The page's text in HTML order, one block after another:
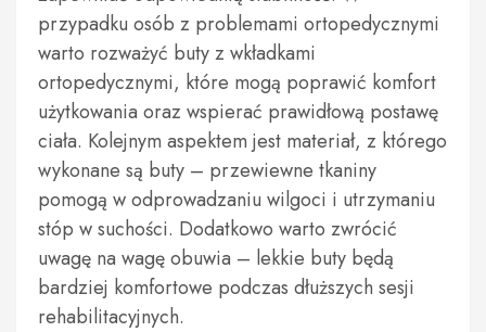
przypadku osób z problemami ortopedycznymi
warto rozważyć buty z wkładkami
ortopedycznymi, które mogą poprawić komfort
użytkowania oraz wspierać prawidłową postawę
ciała. Kolejnym aspektem jest materiał, z którego
wykonane są buty – przewiewne tkaniny
pomogą w odprowadzaniu wilgoci i utrzymaniu
stóp w suchości. Dodatkowo warto zwrócić
uwagę na wagę obuwia – lekkie buty będą
bardziej komfortowe podczas dłuższych sesji
rehabilitacyjnych.